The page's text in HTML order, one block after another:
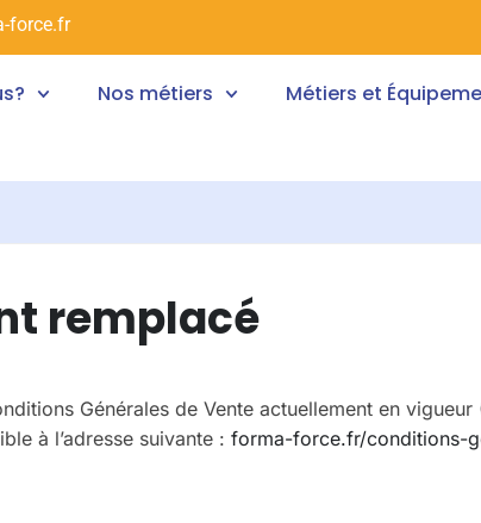
force.fr
Nos métiers Métiers et
remplacé
Générales de Vente actuellement en vigueur
à l’adresse suivante : forma-force.fr/conditions-